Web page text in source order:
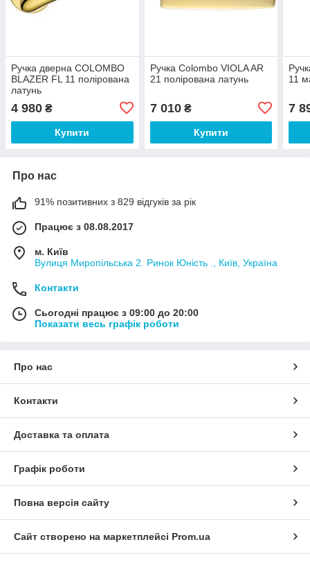
Ручка дверна COLOMBO
BLAZER FL 11 полірована
латунь
4 980 ₴
Купити
Ручка Colombo VIOLA AR
21 полірована латунь
7 010₴
Купити
11
7
Про нас
91% позитивних з 829 відгуків за рік
Працює з 08.08.2017
м. Київ
Вулиця Миропільська 2. Ринок Юність ., Київ, Україна
Контакти
Сьогодні працює з 09:00 до 20:00
Показати весь графік роботи
Про нас
Контакти
Доставка та оплата
Графік роботи
Повна версія сайту
Сайт створено на маркетплейсі Prom.ua